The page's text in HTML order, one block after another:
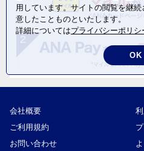
会社概要
ご利用規約
お問い合わせ
用しています。サイトの閲覧を継
意したことものといたします。
詳細についてはプライバシーポリシ
OK